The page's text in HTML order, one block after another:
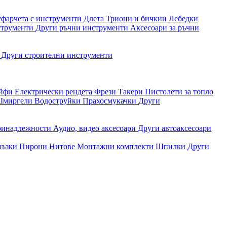
с инструменти Длета Триони и бичкии Лебедки
Други ръчни инструменти Аксесоари за ръчни
Други строителни инструменти
Електрически рендета Фрези Такери Пистолети за топло
Водоструйки Прахосмукачки Други
Аудио, видео аксесоари Други автоаксесоари
Пирони Нитове Монтажни комплекти Шпилки Други